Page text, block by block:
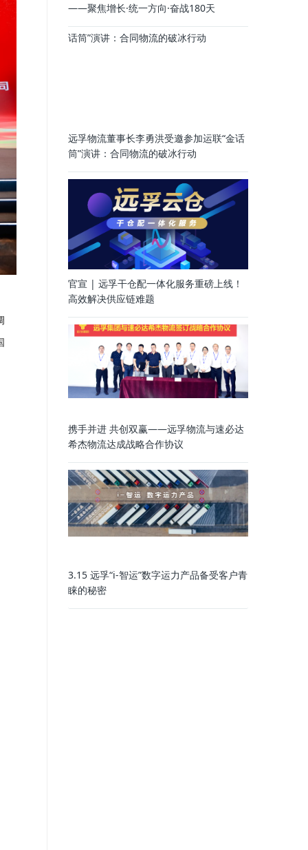
——聚焦增长·统一方向·奋战180天
远孚物流董事长李勇洪受邀参加运联“金话
筒”演讲：合同物流的破冰行动
官宣 | 远孚干仓配一体化服务重磅上线！
高效解决供应链难题
携手并进 共创双赢——远孚物流与速必达
希杰物流达成战略合作协议
3.15 远孚“i-智运”数字运力产品备受客户青
睐的秘密